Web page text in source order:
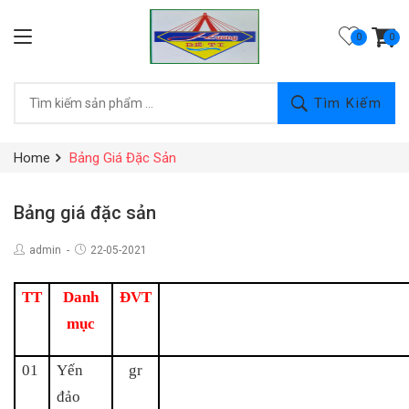
0
Tìm Kiếm
Home Bảng Giá Đặc Sản
Bảng giá đặc sản
admin 22-05-2021
TT
Danh
mục
ĐVT
01
Yến
đảo
gr